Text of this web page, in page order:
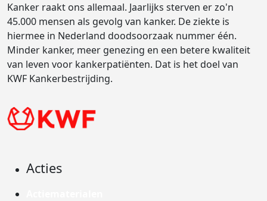
Kanker raakt ons allemaal. Jaarlijks sterven er zo'n
45.000 mensen als gevolg van kanker. De ziekte is
hiermee in Nederland doodsoorzaak nummer één.
Minder kanker, meer genezing en een betere kwaliteit
van leven voor kankerpatiënten. Dat is het doel van
KWF Kankerbestrijding.
Acties